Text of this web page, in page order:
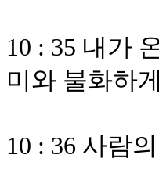
10 : 35 내가
미와 불화하
10 : 36 사람